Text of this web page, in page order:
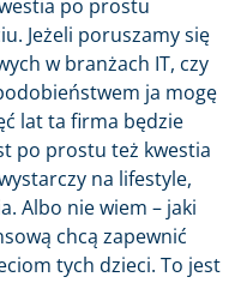
po prostu
Jeżeli poruszamy się
w branżach IT, czy
ja mogę
lat ta firma będzie
po prostu też kwestia
na lifestyle,
Albo nie wiem – jaki
chcą zapewnić
tych dzieci. To jest